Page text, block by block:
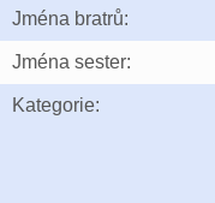
Jména bratrů:
Jména sester:
Kategorie: